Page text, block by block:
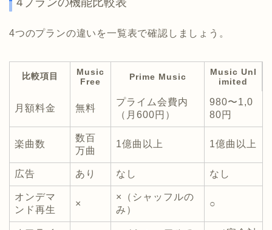
4つのプランの違いを一覧表で確認しましょう。
比較項目
Music
Free
Prime Music
Music Unl
imited
月額料金 無料
プライム会費内
（月600円）
980〜1,0
80円
楽曲数
数百
万曲
1億曲以上 1億曲以上
広告 あり なし なし
オンデマ
ンド再生
×
×（シャッフルの
み）
○